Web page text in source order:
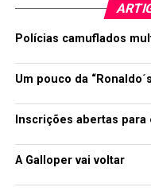
Polícias camuflados
Um pouco da
Inscrições abertas
A Galloper vai voltar